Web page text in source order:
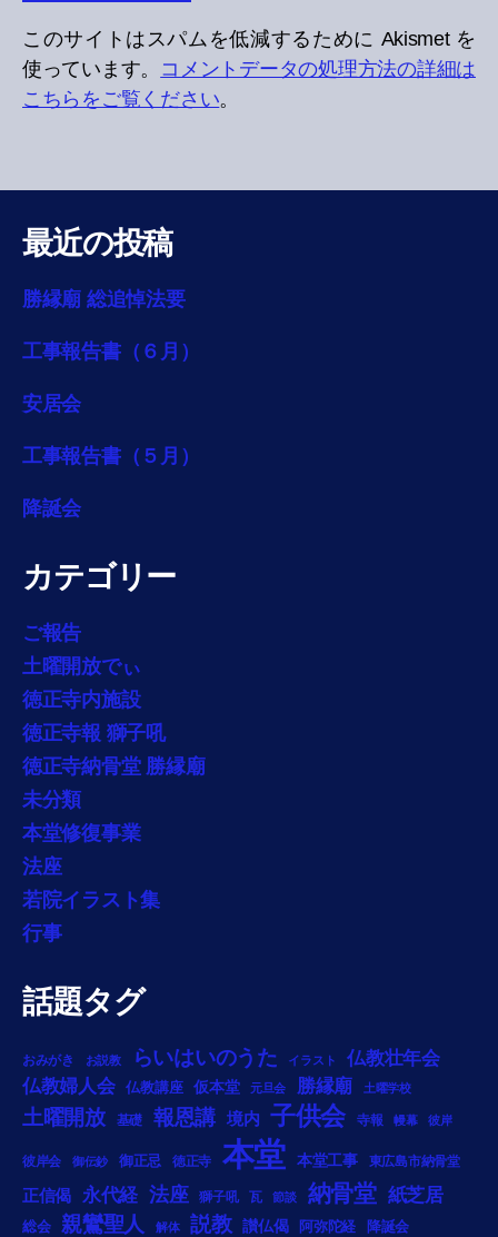
このサイトはスパムを低減するために Akismet を
使っています。 コメントデータの処理方法の詳細は
こちらをご覧ください。
最近の投稿
勝縁廟 総追悼法要
工事報告書（６月）
安居会
工事報告書（５月）
降誕会
カテゴリー
ご報告
土曜開放でぃ
徳正寺内施設
徳正寺報 獅子吼
徳正寺納骨堂 勝縁廟
未分類
本堂修復事業
法座
若院イラスト集
行事
話題タグ
おみがき お説教 らいはいのうた イラスト
仏教壮年会
仏教婦人会
仏教講座 仮本堂 元旦会 勝縁廟 土曜学校
土曜開放 基礎 報恩講 境内 子供会 寺報 幔幕 彼岸
彼岸会 御伝鈔 御正忌 徳正寺 本堂 本堂工事 東広島市納骨堂
正信偈 永代経 法座 獅子吼 瓦 節談 納骨堂 紙芝居
総会 親鸞聖人 解体 説教 讃仏偈 阿弥陀経 降誕会